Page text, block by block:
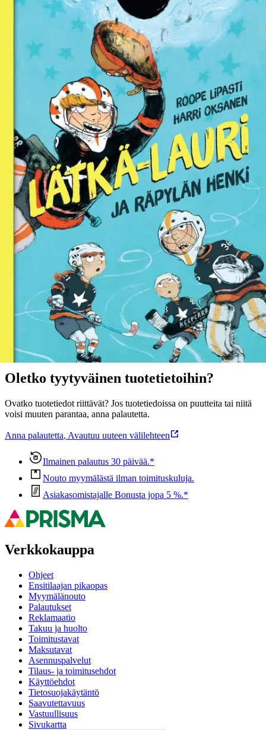
Ei saatavilla
Tuotekuvaus
Menevää luettavaa nuorille urheilijoille! Lätkä-Lauri -sarja on
vauhtia, huumoria ja täpäriä tilanteita – niin jäällä kuin sen
ulkopuolellakin. Suosittuja Lätkä-Lauri kirjoja on myyty jo yli 200
000 kappaletta! Lätkä-Lauri on aina loistanut joukkueensa
maalivahtina, mutta uudessa seurassa ykkösmaalivahdin paikasta
syntyy kilpailu. Ihmeräpylän taikavoimillekin nauretaan ja Lauri
heittää räpylän nurkkaan.Samassa valot sammuvat jäähallista ja
pukuhuoneessa tapahtuu kummia! Onko räpylän henki suuttunut?
Lätkä-Lauri-kirjoja on helppo ja hauska lukea. Joka sivulla on
sopivasti tekstiä ja vitsikäs värikuvitus. ”Lätkä-Laurin jääkiekkokirja
on kuin lukisi Aku Ankkaa, Tatua ja Patua sekä Mauri Kunnasta
samalla kertaa.” – Mari Viertola, Turun Sanomat Kirjailija Roope
Lipasti ja kuvittaja Harri Oksanen ovat itsekin olleet joskus lätkää
pelaavia pikkupoikia. He ovat tehneet yhdessä lukuisia suosittuja
Lätkä-Lauri-romaaneja sekä humoristiset tietoteokset Lätkä-Laurin
jääkiekkokirja (2019) ja Lätkä-Laurin kesälajit (2024).
tuotekuvausta
Ominaisuudet
Oletko tyytyväinen tuotetietoihin?
Ovatko tuotetiedot riittävät? Jos tuotetiedoissa on puutteita tai niitä
voisi muuten parantaa, anna palautetta.
Anna palautetta, Avautuu uuteen välilehteen
Ilmainen palautus 30 päivää.*
Nouto myymälästä ilman toimituskuluja.
Asiakasomistajalle Bonusta jopa 5 %.*
Verkkokauppa
Ohjeet
Ensitilaajan pikaopas
Myymälänouto
Palautukset
Reklamaatio
Takuu ja huolto
Toimitustavat
Maksutavat
Asennuspalvelut
Tilaus- ja toimitusehdot
Käyttöehdot
Tietosuojakäytäntö
Saavutettavuus
Vastuullisuus
Sivukartta